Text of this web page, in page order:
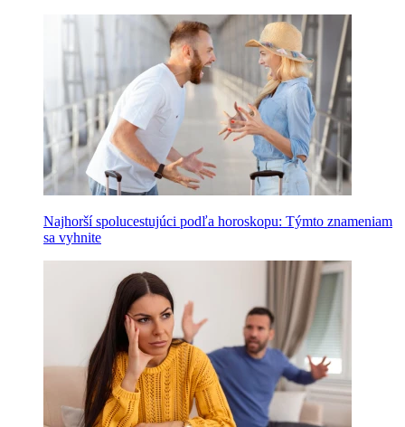
Najhorší spolucestujúci podľa horoskopu: Týmto znameniam
sa vyhnite